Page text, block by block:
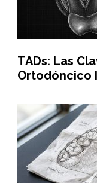
TADs: Las
Ortodóncico